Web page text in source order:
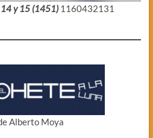
14 y 15 (1451) 1160432131
Alberto Moya